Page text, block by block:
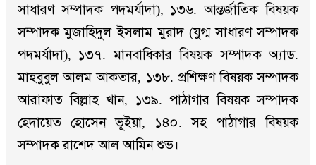
সাধারণ সম্পাদক পদমর্যাদা), ১৩৬. আন্তর্জাতিক বিষয়ক
সম্পাদক মুজাহিদুল ইসলাম মুরাদ (যুগ্ম সাধারণ সম্পাদক
পদমর্যাদা), ১৩৭. মানবাধিকার বিষয়ক সম্পাদক অ্যাড.
মাহবুবুল আলম আকতার, ১৩৮. প্রশিক্ষণ বিষয়ক সম্পাদক
আরাফাত বিল্লাহ খান, ১৩৯. পাঠাগার বিষয়ক সম্পাদক
হেদায়েত হোসেন ভূইয়া, ১৪০. সহ পাঠাগার বিষয়ক
সম্পাদক রাশেদ আল আমিন শুভ।